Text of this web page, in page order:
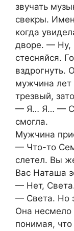
звучать
свекры.
когда
дворе. — Ну,
стесняйся.
вздрогнуть.
мужчина лет
трезвый,
— Я… Я… —
смогла.
Мужчина
— Что-то
слетел. Вы
Вас Наташа
— Нет,
— Света. Но
Она несмело
понимая, что